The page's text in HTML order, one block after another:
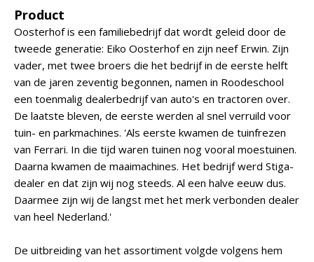
Product
Oosterhof is een familiebedrijf dat wordt geleid door de
tweede generatie: Eiko Oosterhof en zijn neef Erwin. Zijn
vader, met twee broers die het bedrijf in de eerste helft
van de jaren zeventig begonnen, namen in Roodeschool
een toenmalig dealerbedrijf van auto's en tractoren over.
De laatste bleven, de eerste werden al snel verruild voor
tuin- en parkmachines. 'Als eerste kwamen de tuinfrezen
van Ferrari. In die tijd waren tuinen nog vooral moestuinen.
Daarna kwamen de maaimachines. Het bedrijf werd Stiga-
dealer en dat zijn wij nog steeds. Al een halve eeuw dus.
Daarmee zijn wij de langst met het merk verbonden dealer
van heel Nederland.'
De uitbreiding van het assortiment volgde volgens hem